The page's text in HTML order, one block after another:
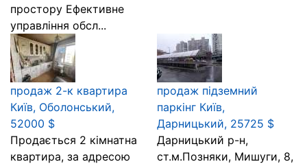
простору Ефективне
управління обсл...
продаж 2-к квартира
Київ, Оболонський,
52000 $
Продається 2 кімнатна
квартира, за адресою
продаж підземний
паркінг Київ,
Дарницький, 25725 $
Дарницький р-н,
ст.м.Позняки, Мишуги, 8,